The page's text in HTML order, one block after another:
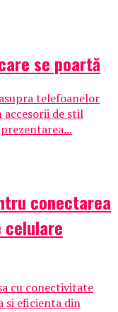
se poartă
telefoanelor
de stil
conectarea
celulare
cu conectivitate
si eficienta din